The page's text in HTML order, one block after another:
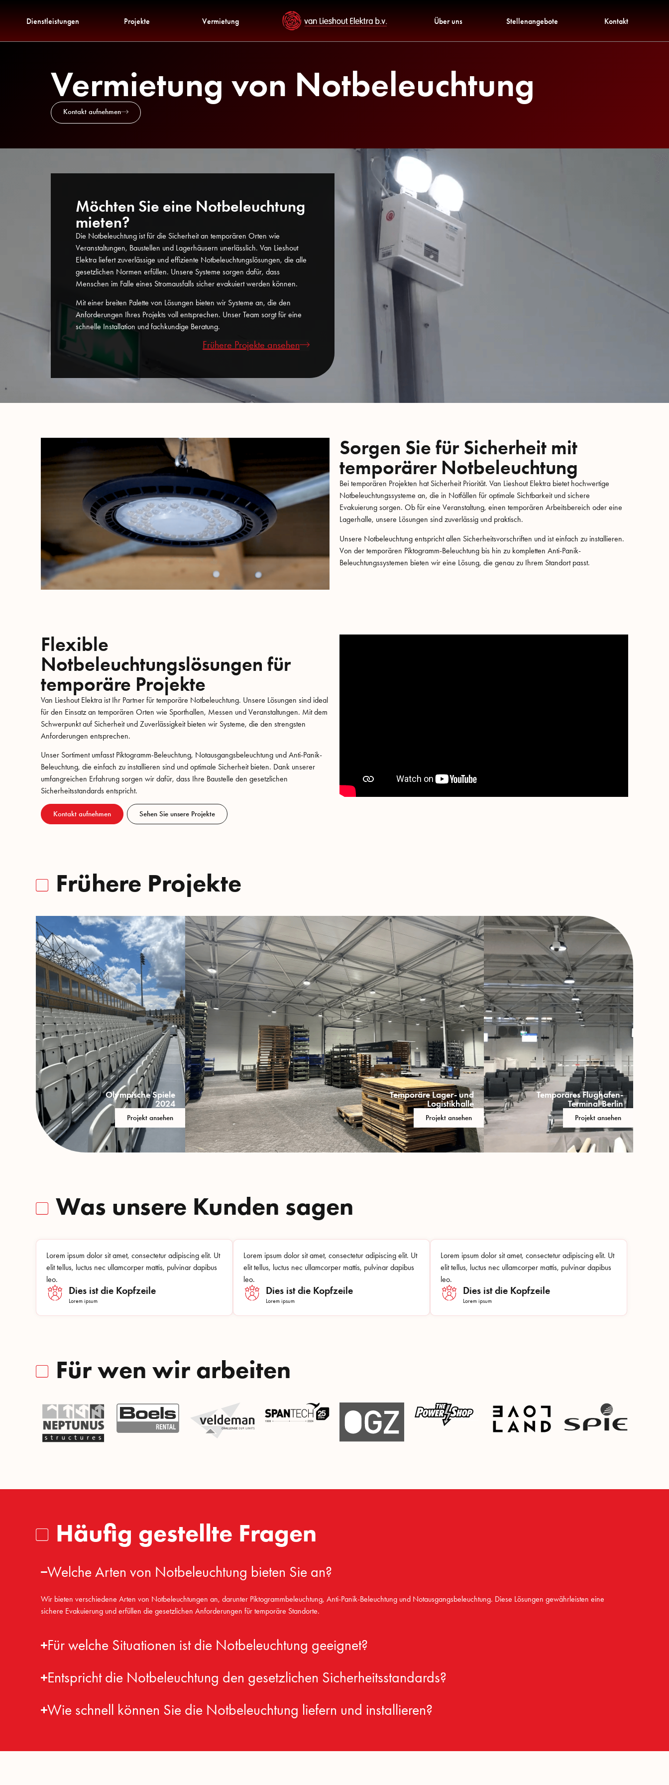
Dienstleistungen Projekte Vermietung Über uns Stellenangebote Kontakt
Vermietung von Notbeleuchtung
Kontakt aufnehmen
Möchten Sie eine Notbeleuchtung
mieten?
Die Notbeleuchtung ist für die Sicherheit an temporären Orten wie
Veranstaltungen, Baustellen und Lagerhäusern unerlässlich. Van Lieshout
Elektra liefert zuverlässige und effiziente Notbeleuchtungslösungen, die alle
gesetzlichen Normen erfüllen. Unsere Systeme sorgen dafür, dass
Menschen im Falle eines Stromausfalls sicher evakuiert werden können.
Mit einer breiten Palette von Lösungen bieten wir Systeme an, die den
Anforderungen Ihres Projekts voll entsprechen. Unser Team sorgt für eine
schnelle Installation und fachkundige Beratung.
Frühere Projekte ansehen
Sorgen Sie für Sicherheit mit
temporärer Notbeleuchtung
Bei temporären Projekten hat Sicherheit Priorität. Van Lieshout Elektra bietet hochwertige
Notbeleuchtungssysteme an, die in Notfällen für optimale Sichtbarkeit und sichere
Evakuierung sorgen. Ob für eine Veranstaltung, einen temporären Arbeitsbereich oder eine
Lagerhalle, unsere Lösungen sind zuverlässig und praktisch.
Unsere Notbeleuchtung entspricht allen Sicherheitsvorschriften und ist einfach zu installieren.
Von der temporären Piktogramm-Beleuchtung bis hin zu kompletten Anti-Panik-
Beleuchtungssystemen bieten wir eine Lösung, die genau zu Ihrem Standort passt.
Flexible
Notbeleuchtungslösungen für
temporäre Projekte
Van Lieshout Elektra ist Ihr Partner für temporäre Notbeleuchtung. Unsere Lösungen sind ideal
für den Einsatz an temporären Orten wie Sporthallen, Messen und Veranstaltungen. Mit dem
Schwerpunkt auf Sicherheit und Zuverlässigkeit bieten wir Systeme, die den strengsten
Anforderungen entsprechen.
Unser Sortiment umfasst Piktogramm-Beleuchtung, Notausgangsbeleuchtung und Anti-Panik-
Beleuchtung, die einfach zu installieren sind und optimale Sicherheit bieten. Dank unserer
umfangreichen Erfahrung sorgen wir dafür, dass Ihre Baustelle den gesetzlichen
Sicherheitsstandards entspricht.
Kontakt aufnehmen Sehen Sie unsere Projekte
Frühere Projekte
Olympische Spiele
2024
Projekt ansehen
Temporäre Lager- und
Logistikhalle
Projekt ansehen
Temporäres Flughafen-
Terminal Berlin
Projekt ansehen
Was unsere Kunden sagen
Lorem ipsum dolor sit amet, consectetur adipiscing elit. Ut
elit tellus, luctus nec ullamcorper mattis, pulvinar dapibus
leo.
Dies ist die Kopfzeile
Lorem ipsum
Lorem ipsum dolor sit amet, consectetur adipiscing elit. Ut
elit tellus, luctus nec ullamcorper mattis, pulvinar dapibus
leo.
Dies ist die Kopfzeile
Lorem ipsum
Lorem ipsum dolor sit amet, consectetur adipiscing elit. Ut
elit tellus, luctus nec ullamcorper mattis, pulvinar dapibus
leo.
Dies ist die Kopfzeile
Lorem ipsum
Für wen wir arbeiten
Häufig gestellte Fragen
Welche Arten von Notbeleuchtung bieten Sie an?
Wir bieten verschiedene Arten von Notbeleuchtungen an, darunter Piktogrammbeleuchtung, Anti-Panik-Beleuchtung und Notausgangsbeleuchtung. Diese Lösungen gewährleisten eine
sichere Evakuierung und erfüllen die gesetzlichen Anforderungen für temporäre Standorte.
Für welche Situationen ist die Notbeleuchtung geeignet?
Entspricht die Notbeleuchtung den gesetzlichen Sicherheitsstandards?
Wie schnell können Sie die Notbeleuchtung liefern und installieren?